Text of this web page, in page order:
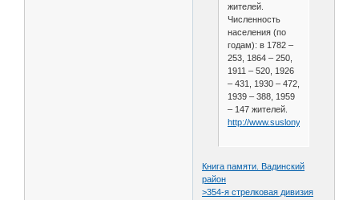
жителей.
Численность
населения (по
годам): в 1782 –
253, 1864 – 250,
1911 – 520, 1926
– 431, 1930 – 472,
1939 – 388, 1959
– 147 жителей.
http://www.suslony.ru/
Книга памяти. Вадинский
район
>354-я стрелковая дивизия